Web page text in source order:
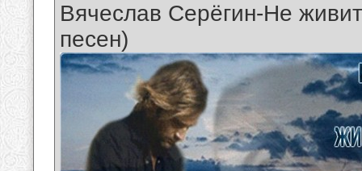
Вячеслав Серёгин-Не
песен)